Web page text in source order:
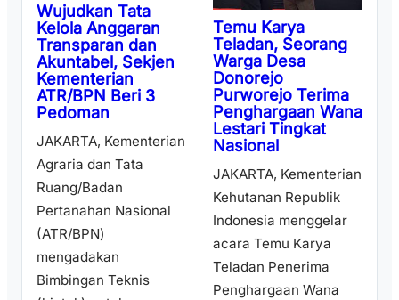
Wujudkan Tata
Kelola Anggaran
Transparan dan
Akuntabel, Sekjen
Kementerian
ATR/BPN Beri 3
Pedoman
JAKARTA, Kementerian
Agraria dan Tata
Ruang/Badan
Pertanahan Nasional
(ATR/BPN)
mengadakan
Bimbingan Teknis
Temu Karya
Teladan, Seorang
Warga Desa
Donorejo
Purworejo Terima
Penghargaan Wana
Lestari Tingkat
Nasional
JAKARTA, Kementerian
Kehutanan Republik
Indonesia menggelar
acara Temu Karya
Teladan Penerima
Penghargaan Wana